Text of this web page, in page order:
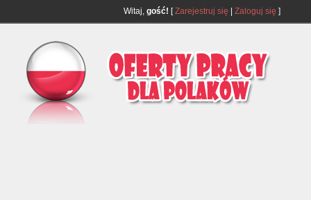
Witaj, gość! [Zarejestruj się Zaloguj się ]